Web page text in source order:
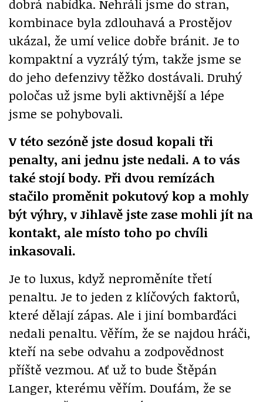
dobrá nabídka. Nehráli jsme do stran,
kombinace byla zdlouhavá a Prostějov
ukázal, že umí velice dobře bránit. Je to
kompaktní a vyzrálý tým, takže jsme se
do jeho defenzivy těžko dostávali. Druhý
poločas už jsme byli aktivnější a lépe
jsme se pohybovali.
V této sezóně jste dosud kopali tři
penalty, ani jednu jste nedali. A to vás
také stojí body. Při dvou remízách
stačilo proměnit pokutový kop a mohly
být výhry, v Jihlavě jste zase mohli jít na
kontakt, ale místo toho po chvíli
inkasovali.
Je to luxus, když neproměníte třetí
penaltu. Je to jeden z klíčových faktorů,
které dělají zápas. Ale i jiní bombarďáci
nedali penaltu. Věřím, že se najdou hráči,
kteří na sebe odvahu a zodpovědnost
příště vezmou. Ať už to bude Štěpán
Langer, kterému věřím. Doufám, že se